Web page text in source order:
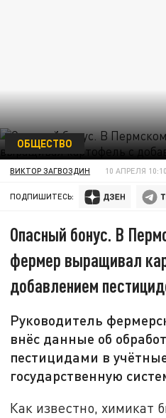
ОБЩЕСТВО
ВИКТОР ЗАГВОЗДИН 10 АПРЕЛЯ 10:10
ПОДПИШИТЕСЬ:
Опасный бонус. В
фермер выращивал
добавлением
Руководитель
внёс данные об
пестицидами в
государственную
Как известно, химикат